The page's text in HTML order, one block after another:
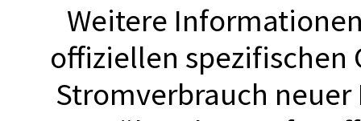
Weitere
offiziellen spezifischen
Stromverbrauch